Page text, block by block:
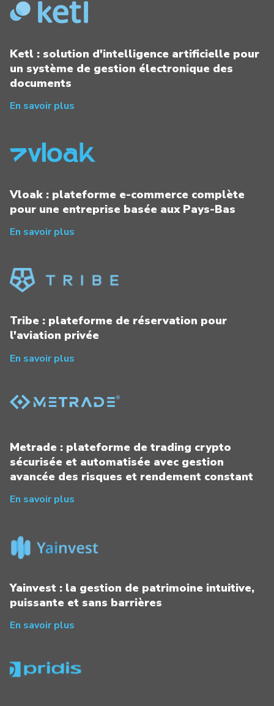
Ketl : solution d'intelligence artificielle pour
un système de gestion électronique des
documents
En savoir plus
Vloak : plateforme e-commerce complète
pour une entreprise basée aux Pays-Bas
En savoir plus
Tribe : plateforme de réservation pour
l'aviation privée
En savoir plus
Metrade : plateforme de trading crypto
sécurisée et automatisée avec gestion
avancée des risques et rendement constant
En savoir plus
Yainvest : la gestion de patrimoine intuitive,
puissante et sans barrières
En savoir plus